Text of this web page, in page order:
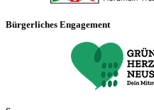
Bürgerliches Engagement